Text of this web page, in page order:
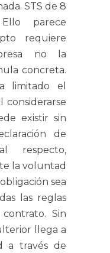
STS de 8
parece
requiere
no la
concreta.
limitado el
considerarse
existir sin
de
respecto,
la voluntad
sea
las reglas
Sin
llega a
a través de